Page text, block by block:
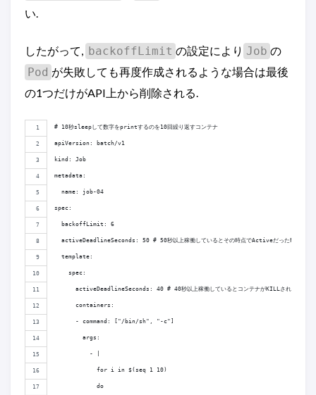
い.
したがって, backoffLimit の設定により Job の
Pod が失敗しても再度作成されるような場合は最後
の1つだけがAPI上から削除される.
# 10秒sleepして数字をprintするのを10回繰り返すコンテナ
apiVersion: batch/v1
kind: Job
metadata:
  name: job-04
spec:
  backoffLimit: 6
activeDeadlineSeconds: 50 # 50秒以上稼働しているとその時点でActiveだったPodが消
  template:
    spec:
      activeDeadlineSeconds: 40 # 40秒以上稼働しているとコンテナがKILLされる
      containers:
      - command: ["/bin/sh", "-c"]
        args:
          - |
            for i in $(seq 1 10)
            do